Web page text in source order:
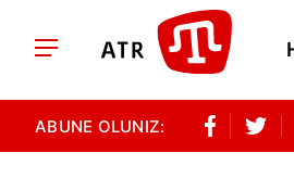
ABUNE OLUNIZ: